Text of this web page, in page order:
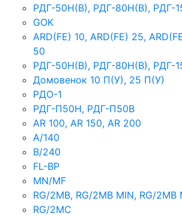
РДГ-50Н(В), РДГ-80Н(В), РДГ-
GOK
ARD(FE) 10, ARD(FE) 25,
50
РДГ-50Н(В), РДГ-80Н(В), РДГ-
Домовенок 10 П(У), 25 П(У)
РДО-1
РДГ-П50Н, РДГ-П50В
AR 100, AR 150, AR 200
A/140
B/240
FL-BP
MN/MF
RG/2MB, RG/2MB MIN, RG/2MB
RG/2MC